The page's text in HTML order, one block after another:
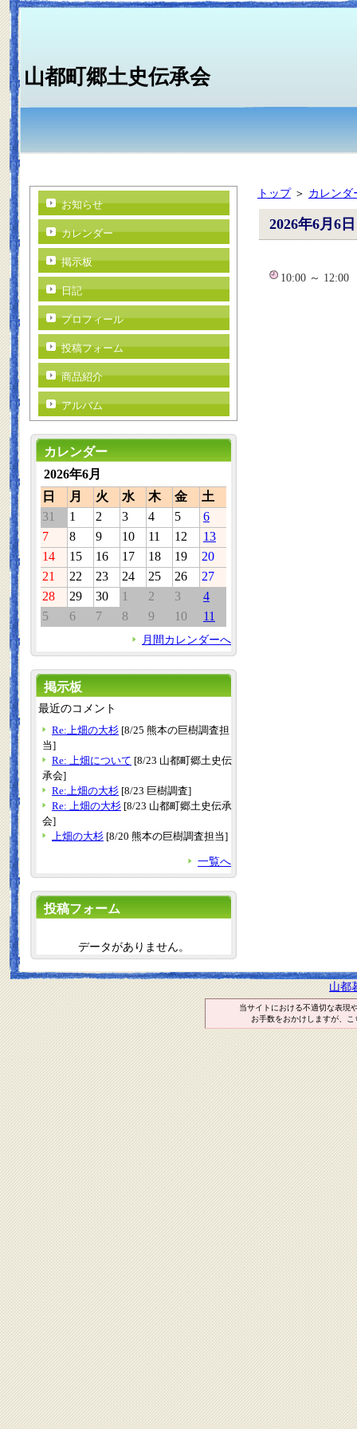
山都町郷土史伝承会
トップ＞ カレンダ
2026年6月6日
10:00 ～
お知らせ
カレンダー
掲示板
日記
プロフィール
投稿フォーム
商品紹介
アルバム
カレンダー
2026年6月
日
月 火 水 木 金
土
31
1 2 3 4 5
6
7
8 9 10 11 12
13
14
15 16 17 18 19
20
21
22 23 24 25 26
27
28
29 30 1 2 3
4
5
6 7 8 9 10 11
月間カレンダーへ
掲示板
最近のコメント
Re:上畑の大杉 [8/25 熊本の巨樹調査担
当]
Re: 上畑について [8/23 山都町郷土史伝
承会]
Re:上畑の大杉 [8/23 巨樹調査]
Re: 上畑の大杉 [8/23 山都町郷土史伝承
会]
上畑の大杉 [8/20 熊本の巨樹調査担当]
一覧へ
投稿フォーム
データがありません。
山都
当サイトにおける不適切な表現
お手数をおかけしますが、こ